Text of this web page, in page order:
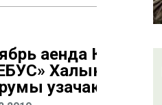
аенда Казанда
Халыкара
узачак